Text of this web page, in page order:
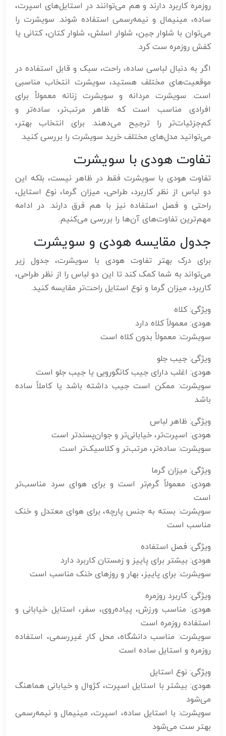
روزمره کاربرد دارند و هم می‌توانند در استایل‌های اسپرت،
ساده، مینیمال و نیمه‌رسمی استفاده شوند. سویشرت را
می‌توان با شلوار جین، شلوار اسلش، شلوار کتان، کتانی یا
کفش روزمره ست کرد.
اگر به دنبال لباسی ساده، راحت، سبک و قابل استفاده در
موقعیت‌های مختلف هستید، سویشرت انتخاب مناسبی
است. سویشرت مردانه و سویشرت زنانه معمولاً برای
افرادی مناسب است که ظاهر مرتب‌تر، ساده‌تر و
کم‌جزئیات‌تر را ترجیح می‌دهند. برای انتخاب بهتر،
می‌توانید مدل‌های مختلف خرید سویشرت را بررسی کنید.
تفاوت هودی با سویشرت
تفاوت هودی با سویشرت فقط در ظاهر نیست، بلکه این
دو لباس از نظر کاربرد، طراحی، میزان گرما، نوع استایل،
راحتی و فصل استفاده نیز با هم فرق دارند. در ادامه
مهم‌ترین تفاوت‌های آن‌ها را بررسی می‌کنیم.
جدول مقایسه هودی و سویشرت
برای درک بهتر تفاوت هودی با سویشرت، جدول زیر
می‌تواند به شما کمک کند تا این دو لباس را از نظر طراحی،
کاربرد، میزان گرما و نوع استایل راحت‌تر مقایسه کنید.
ویژگی: کلاه
هودی: معمولاً کلاه دارد
سویشرت: معمولاً بدون کلاه است
ویژگی: جیب جلو
هودی: اغلب دارای جیب کانگورویی یا جیب جلو است
سویشرت: ممکن است جیب داشته باشد یا کاملاً ساده
باشد
ویژگی: ظاهر لباس
هودی: اسپرت‌تر، خیابانی‌تر و جوان‌پسندتر است
سویشرت: ساده‌تر، مرتب‌تر و کلاسیک‌تر است
ویژگی: میزان گرما
هودی: معمولاً گرم‌تر است و برای هوای سرد مناسب‌تر
است
سویشرت: بسته به جنس پارچه، برای هوای معتدل و خنک
مناسب است
ویژگی: فصل استفاده
هودی: بیشتر برای پاییز و زمستان کاربرد دارد
سویشرت: برای پاییز، بهار و روزهای خنک مناسب است
ویژگی: کاربرد روزمره
هودی: مناسب ورزش، پیاده‌روی، سفر، استایل خیابانی و
استفاده روزمره است
سویشرت: مناسب دانشگاه، محل کار غیررسمی، استفاده
روزمره و استایل ساده است
ویژگی: نوع استایل
هودی: بیشتر با استایل اسپرت، کژوال و خیابانی هماهنگ
می‌شود
سویشرت: با استایل ساده، اسپرت، مینیمال و نیمه‌رسمی
بهتر ست می‌شود